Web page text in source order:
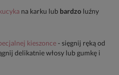
na karku lub bardzo luźny
kieszonce - sięgnij ręką od
delikatnie włosy lub gumkę i